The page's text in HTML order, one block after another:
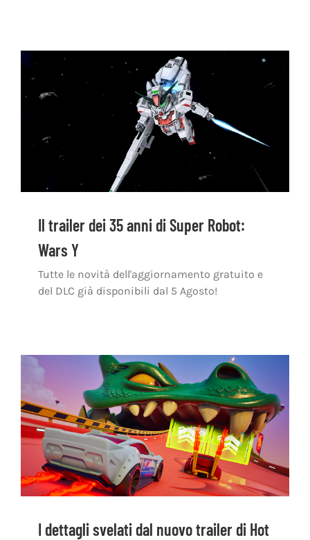
Il trailer dei 35 anni di Super Robot:
Wars Y
Tutte le novità dell'aggiornamento gratuito e
del DLC già disponibili dal 5 Agosto!
I dettagli svelati dal nuovo trailer di Hot